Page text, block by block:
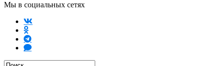
Мы в социальных сетях